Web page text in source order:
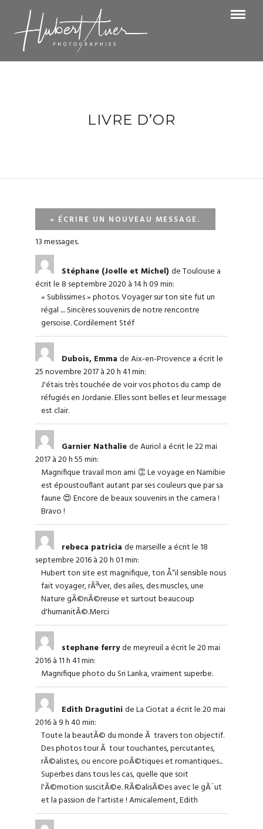
LIVRE D’OR
13 messages.
Stéphane (Joelle et Michel) de Toulouse a
écrit le 8 septembre 2020 à 14 h 09 min:
« Sublissimes » photos. Voyager sur ton site fut un
régal .... Sincères souvenirs de notre rencontre
gersoise. Cordilement Stéf
Dubois, Emma de Aix-en-Provence a écrit le
25 novembre 2017à 20 h 41 min:
J'étais très touchée de voir vos photos du camp de
réfugiés en Jordanie. Elles sont belles et leur message
est clair.
Garnier Nathaliede Auriol a écrit le 22 mai
2017à 20 h 55 min:
Magnifique travail mon ami 👏 Le voyage en Namibie
est époustouflant autant par ses couleurs que par sa
faune 😍 Encore de beaux souvenirs in the camera !
Bravo !
rebeca patricia de marseille a écrit le 18
septembre 2016à 20 h 01 min:
Hubert ton site est magnifique, ton Å“il sensible nous
fait voyager, rÃªver, des ailes, des muscles, une
Nature gÃ©nÃ©reuse et surtout beaucoup
d'humanitÃ©.Merci
stephane ferryde meyreuil a écrit le 20 mai
2016à 11 h 41 min:
Magnifique photo du Sri Lanka, vraiment superbe.
Edith Dragutinide La Ciotat a écrit le 20 mai
2016à 9 h 40 min:
Toute la beautÃ© du monde Ã travers ton objectif.
Des photos tour Ã tour touchantes, percutantes,
rÃ©alistes, ou encore poÃ©tiques et romantiques...
Superbes dans tous les cas, quelle que soit
l'Ã©motion suscitÃ©e. RÃ©alisÃ©es avec le gÃ´ut
et la passion de l'artiste ! Amicalement, Edith